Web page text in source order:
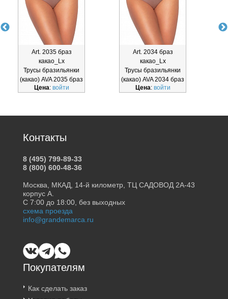
Art. 2035 браз
какао_Lx
Трусы бразильянки
(какао) AVA 2035 браз
какао_Lx
Цена: войти
Art. 2034 браз
какао_Lx
Трусы бразильянки
(какао) AVA 2034 браз
какао_Lx
Цена: войти
Покупателям
Как сделать заказ
Контакты
8 (495) 799-89-33
8 (800) 600-48-36
Москва, МКАД, 14-й километр, ТЦ САДОВОД 2А-43
корпус А.
С 7:00 до 18:00, без выходных
схема проезда
info@grandemarca.ru